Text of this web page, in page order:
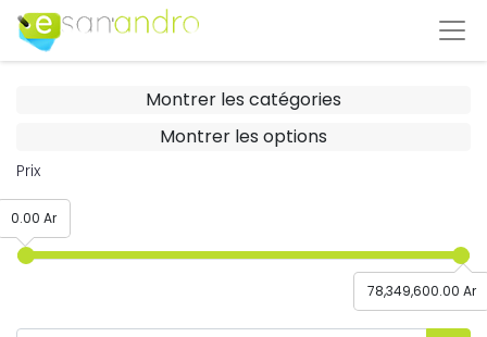
Montrer les catégories
Montrer les options
Prix
78,349,600.00 Ar
0.00 Ar